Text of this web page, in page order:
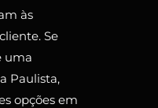
às
Se
uma
Paulista,
opções em